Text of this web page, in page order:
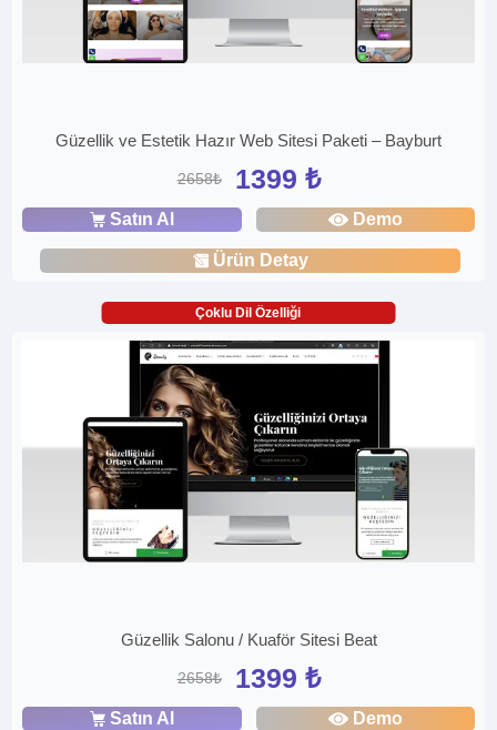
Güzellik ve Estetik Hazır Web Sitesi Paketi – Bayburt
2658₺ 1399 ₺
Satın Al Demo
Ürün Detay
Çoklu Dil Özelliği
Güzellik Salonu / Kuaför Sitesi Beat
2658₺ 1399 ₺
Satın Al Demo